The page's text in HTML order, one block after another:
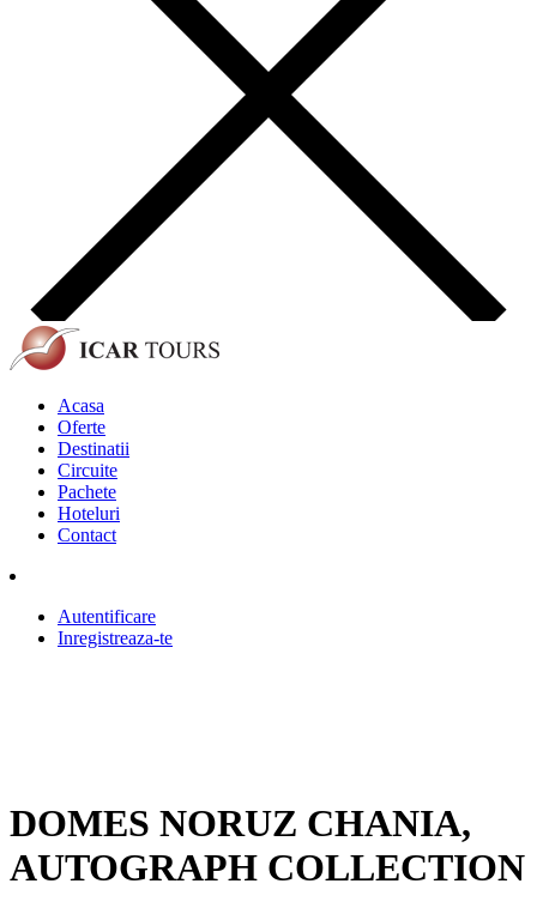
Acasa
Oferte
Destinatii
Circuite
Pachete
Hoteluri
Contact
Autentificare
Inregistreaza-te
DOMES NORUZ CHANIA,
AUTOGRAPH COLLECTION